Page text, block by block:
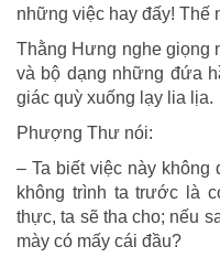
những việc hay đấy! Thế
Thằng Hưng nghe giọng
và bộ dạng những đứa
giác quỳ xuống lạy lia lịa.
Phượng Thư nói:
– Ta biết việc này không
không trình ta trước là
thực, ta sẽ tha cho; nếu
mày có mấy cái đầu?